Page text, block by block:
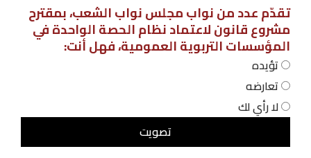
تقدّم عدد من نواب مجلس نواب الشعب، بمقترح
مشروع قانون لاعتماد نظام الحصة الواحدة في
المؤسسات التربوية العمومية، فهل أنت:
تؤيده
تعارضه
لا رأي لك